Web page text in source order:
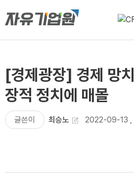
[경제광장] 경제 망
장적 정치에 매몰
글쓴이 최승노 2022-09-13 ,